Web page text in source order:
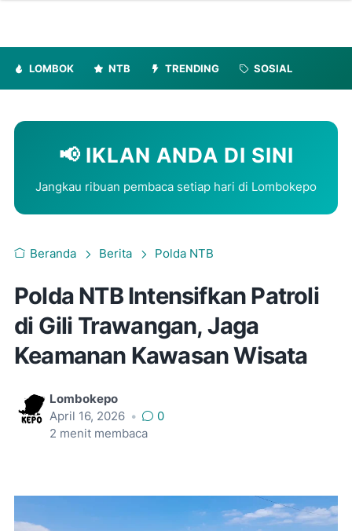
LOMBOK NTB TRENDING SOSIAL
📢 IKLAN ANDA DI SINI
Jangkau ribuan pembaca setiap hari di Lombokepo
Beranda Berita Polda NTB
Polda NTB Intensifkan Patroli
di Gili Trawangan, Jaga
Keamanan Kawasan Wisata
Lombokepo
April 16, 2026 •
0
2 menit membaca